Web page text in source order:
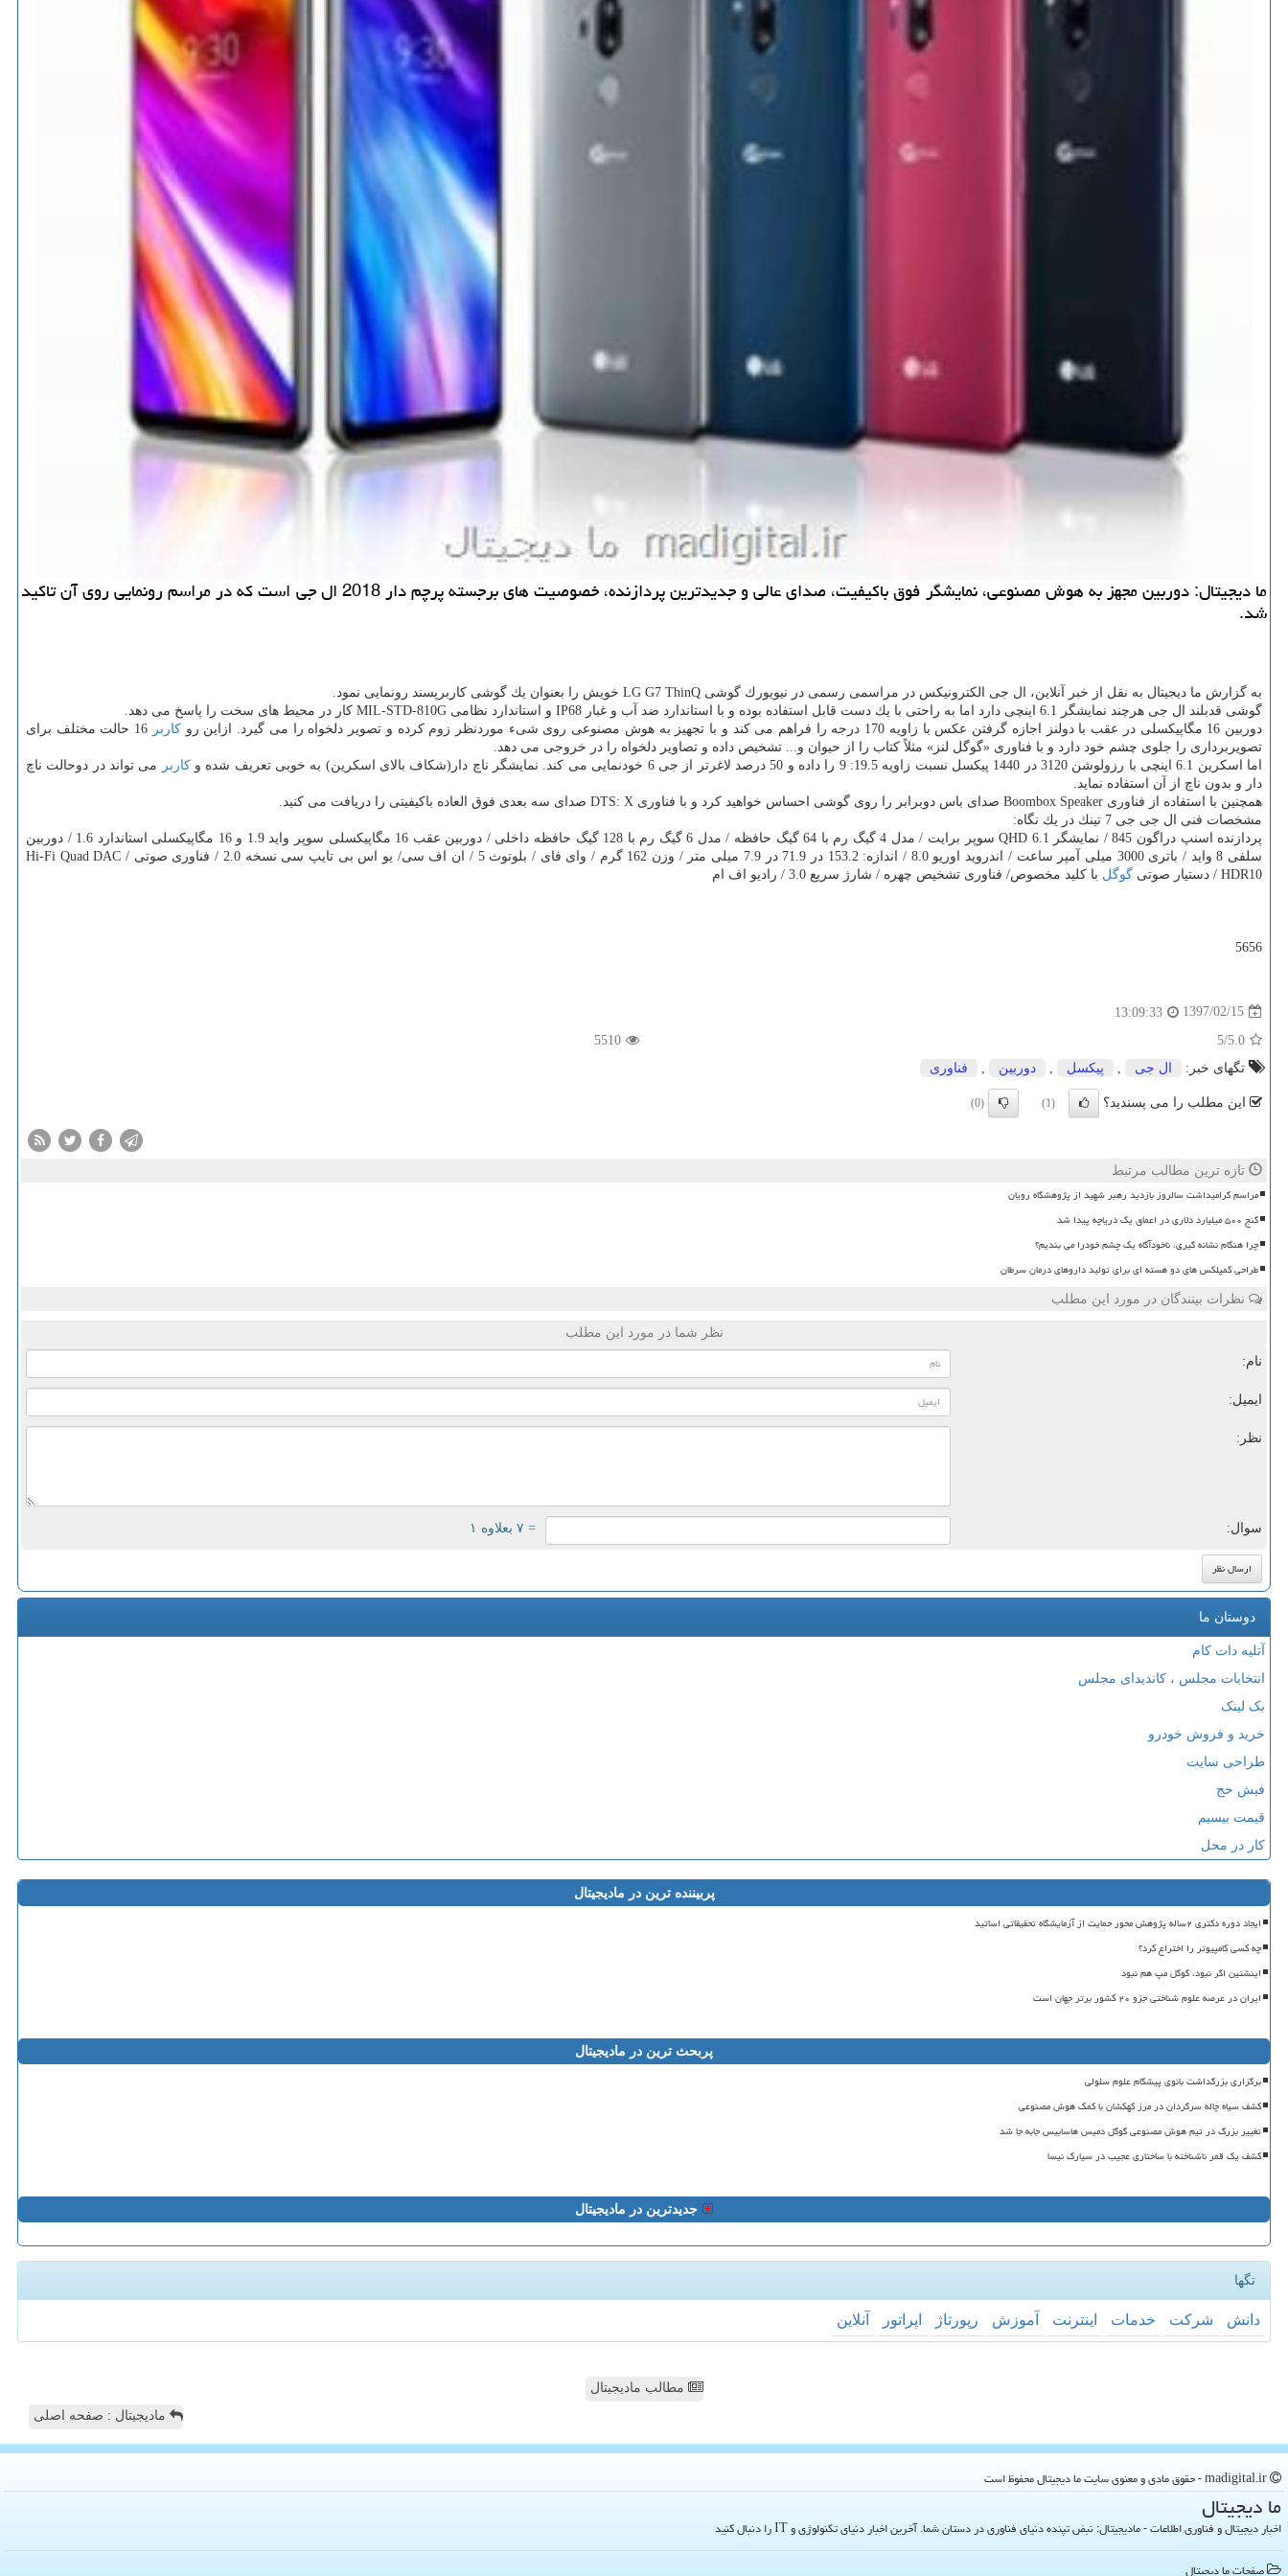
ما دیجیتال: دوربین مجهز به هوش مصنوعی، نمایشگر فوق باكیفیت، صدای عالی و جدیدترین پردازنده، خصوصیت های برجسته پرچم دار 2018 ال جی است كه در مراسم رونمایی روی آن تاكید
شد.
به گزارش ما دیجیتال به نقل از خبر آنلاین، ال جی الكترونیكس در مراسمی رسمی در نیویورك گوشی LG G7 ThinQ خویش را بعنوان یك گوشی كاربرپسند رونمایی نمود.
گوشی قدبلند ال جی هرچند نمایشگر 6.1 اینچی دارد اما به راحتی با یك دست قابل استفاده بوده و با استاندارد ضد آب و غبار IP68 و استاندارد نظامی MIL-STD-810G كار در محیط های سخت را پاسخ می دهد.
دوربین 16 مگاپیكسلی در عقب با دولنز اجازه گرفتن عكس با زاویه 170 درجه را فراهم می كند و با تجهیز به هوش مصنوعی روی شیء موردنظر زوم كرده و تصویر دلخواه را می گیرد. ازاین رو
كاربر
16 حالت مختلف برای
تصویربرداری را جلوی چشم خود دارد و با فناوری «گوگل لنز» مثلاً كتاب را از حیوان و... تشخیص داده و تصاویر دلخواه را در خروجی می دهد.
اما اسكرین 6.1 اینچی با رزولوشن 3120 در 1440 پیكسل نسبت زاویه 19.5: 9 را داده و 50 درصد لاغرتر از جی 6 خودنمایی می كند. نمایشگر ناچ دار(شكاف بالای اسكرین) به خوبی تعریف شده و
كاربر
می تواند در دوحالت ناچ
دار و بدون ناچ از آن استفاده نماید.
همچنین با استفاده از فناوری Boombox Speaker صدای باس دوبرابر را روی گوشی احساس خواهید كرد و با فناوری DTS: X صدای سه بعدی فوق العاده باكیفیتی را دریافت می كنید.
مشخصات فنی ال جی جی 7 تینك در یك نگاه:
پردازنده اسنپ دراگون 845 / نمایشگر 6.1 QHD سوپر برایت / مدل 4 گیگ رم با 64 گیگ حافظه / مدل 6 گیگ رم با 128 گیگ حافظه داخلی / دوربین عقب 16 مگاپیكسلی سوپر واید 1.9 و 16 مگاپیكسلی استاندارد 1.6 / دوربین
سلفی 8 واید / باتری 3000 میلی آمپر ساعت / اندروید اوریو 8.0 / اندازه: 153.2 در 71.9 در 7.9 میلی متر / وزن 162 گرم / وای فای / بلوتوث 5 / ان اف سی/ یو اس بی تایپ سی نسخه 2.0 / فناوری صوتی Hi-Fi Quad DAC /
HDR10 / دستیار صوتی
گوگل با كلید مخصوص/ فناوری تشخیص چهره / شارژ سریع 3.0 / رادیو اف ام
5656
1397/02/15
13:09:33
5.0
/5
5510
تگهای خبر:
ال جی پیكسل دوربین فناوری
این مطلب را می پسندید؟ (1)
(0)
تازه ترین مطالب مرتبط
مراسم گرامیداشت سالروز بازدید رهبر شهید از پژوهشگاه رویان
گنج ۵۰۰ میلیارد دلاری در اعماق یک دریاچه پیدا شد
چرا هنگام نشانه گیری، ناخودآگاه یک چشم خودرا می بندیم؟
طراحی کمپلکس های دو هسته ای برای تولید داروهای درمان سرطان
نظرات بینندگان در مورد این مطلب
نظر شما در مورد این مطلب
نام:
ایمیل:
نظر:
سوال: = ۷ بعلاوه ۱
دوستان ما
آتلیه دات کام
انتخابات مجلس ، کاندیدای مجلس
بک لینک
خرید و فروش خودرو
طراحی سایت
فیش حج
قیمت بیسیم
کار در محل
پربیننده ترین در مادیجیتال
ایجاد دوره دکتری ۲ساله پژوهش محور حمایت از آزمایشگاه تحقیقاتی اساتید
چه کسی کامپیوتر را اختراع کرد؟
اینشتین اگر نبود، گوگل مپ هم نبود
ایران در عرصه علوم شناختی جزو ۲۰ کشور برتر جهان است
پربحث ترین در مادیجیتال
برگزاری بزرگداشت بانوی پیشگام علوم سلولی
کشف سیاه چاله سرگردان در مرز کهکشان با کمک هوش مصنوعی
تغییر بزرگ در تیم هوش مصنوعی گوگل دمیس هاسابیس جابه جا شد
کشف یک قمر ناشناخته با ساختاری عجیب در سیارک نیسا
جدیدترین در مادیجیتال
تگها
دانش شركت خدمات اینترنت آموزش رپورتاژ اپراتور آنلاین
مطالب مادیجیتال
مادیجیتال : صفحه اصلی
ما دیجیتال
اخبار دیجیتال و فناوری اطلاعات - مادیجیتال: نبض تپنده دنیای فناوری در دستان شما. آخرین اخبار دنیای تکنولوژی و IT را دنبال کنید
صفحات ما دیجیتال